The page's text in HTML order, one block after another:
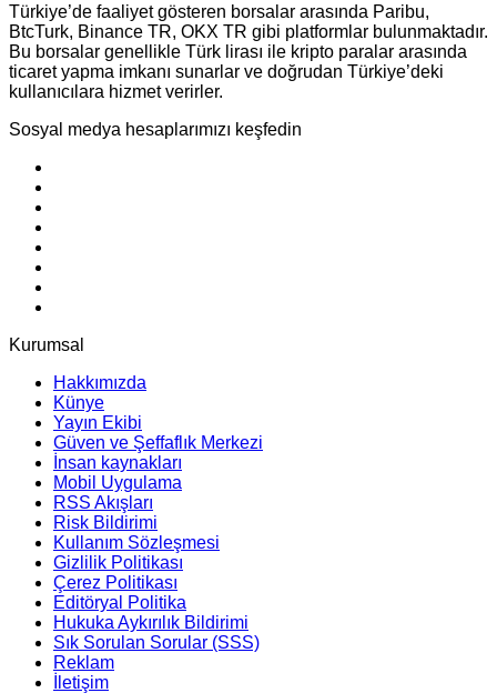
Türkiye’de faaliyet gösteren borsalar arasında Paribu,
BtcTurk, Binance TR, OKX TR gibi platformlar bulunmaktadır.
Bu borsalar genellikle Türk lirası ile kripto paralar arasında
ticaret yapma imkanı sunarlar ve doğrudan Türkiye’deki
kullanıcılara hizmet verirler.
Sosyal medya hesaplarımızı keşfedin
Kurumsal
Hakkımızda
Künye
Yayın Ekibi
Güven ve Şeffaflık Merkezi
İnsan kaynakları
Mobil Uygulama
RSS Akışları
Risk Bildirimi
Kullanım Sözleşmesi
Gizlilik Politikası
Çerez Politikası
Editöryal Politika
Hukuka Aykırılık Bildirimi
Sık Sorulan Sorular (SSS)
Reklam
İletişim